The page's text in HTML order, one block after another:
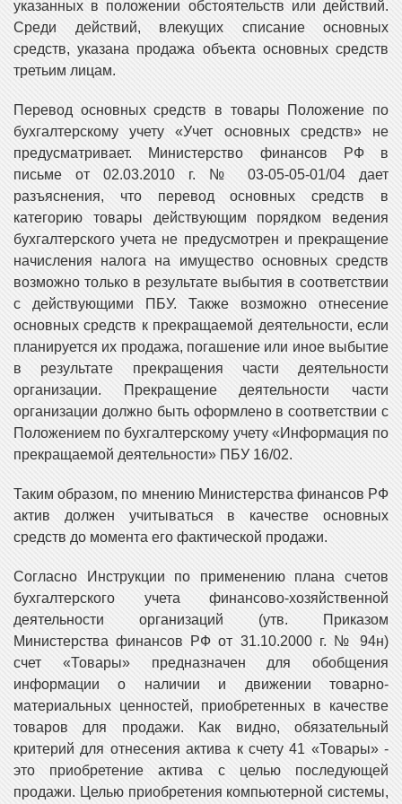
указанных в положении обстоятельств или действий.
Среди действий, влекущих списание основных
средств, указана продажа объекта основных средств
третьим лицам.
Перевод основных средств в товары Положение по
бухгалтерскому учету «Учет основных средств» не
предусматривает. Министерство финансов РФ в
письме от 02.03.2010 г. № 03-05-05-01/04 дает
разъяснения, что перевод основных средств в
категорию товары действующим порядком ведения
бухгалтерского учета не предусмотрен и прекращение
начисления налога на имущество основных средств
возможно только в результате выбытия в соответствии
с действующими ПБУ. Также возможно отнесение
основных средств к прекращаемой деятельности, если
планируется их продажа, погашение или иное выбытие
в результате прекращения части деятельности
организации. Прекращение деятельности части
организации должно быть оформлено в соответствии с
Положением по бухгалтерскому учету «Информация по
прекращаемой деятельности» ПБУ 16/02.
Таким образом, по мнению Министерства финансов РФ
актив должен учитываться в качестве основных
средств до момента его фактической продажи.
Согласно Инструкции по применению плана счетов
бухгалтерского учета финансово-хозяйственной
деятельности организаций (утв. Приказом
Министерства финансов РФ от 31.10.2000 г. № 94н)
счет «Товары» предназначен для обобщения
информации о наличии и движении товарно-
материальных ценностей, приобретенных в качестве
товаров для продажи. Как видно, обязательный
критерий для отнесения актива к счету 41 «Товары» -
это приобретение актива с целью последующей
продажи. Целью приобретения компьютерной системы,